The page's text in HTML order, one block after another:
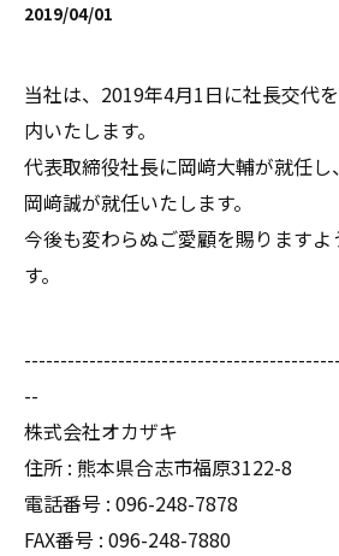
2019/04/01
当社は、2019年4月1日に社長交代
内いたします。
代表取締役社長に岡﨑大輔が就任
岡﨑誠が就任いたします。
今後も変わらぬご愛顧を賜ります
す。
--
株式会社オカザキ
住所 : 熊本県合志市福原3122-8
電話番号 : 096-248-7878
FAX番号 : 096-248-7880